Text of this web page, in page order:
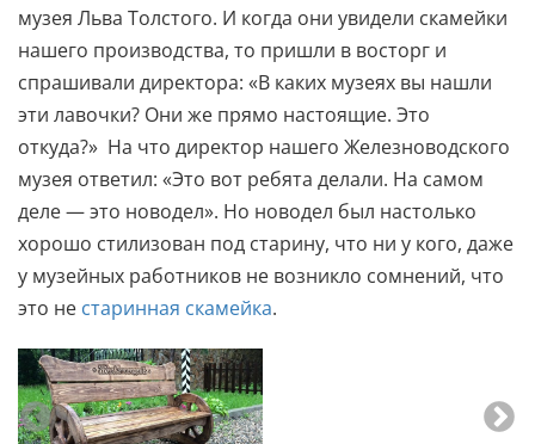
музея Льва Толстого. И когда они увидели скамейки
нашего производства, то пришли в восторг и
спрашивали директора: «В каких музеях вы нашли
эти лавочки? Они же прямо настоящие. Это
откуда?» На что директор нашего Железноводского
музея ответил: «Это вот ребята делали. На самом
деле — это новодел». Но новодел был настолько
хорошо стилизован под старину, что ни у кого, даже
у музейных работников не возникло сомнений, что
это не старинная скамейка.